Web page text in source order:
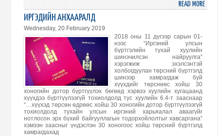
READ MORE
“MNG
“MNG
ИРГЭДИЙН АНХААРАЛД
Wednesday, 20 February 2019
2018 оны 11 дүгээр сарын 01-
нээс “Иргэний улсын
бүртгэлийн тухай хуулийн
шинэчилсэн найруулга”
хэрэгжиж эхэлсэнтэй
холбогдуулан төрсний бүртгэлд
шинээр хамрагдаж буй
хүүхдийг төрснөөс хойш 30
хоногийн дотор бүртгүүлэх бөгөөд хэрвээ хуулийн хугацаанд
хүүхдээ бүртгүүлээгүй тохиолдолд тус хуулийн 6.4-т зааснаар
“…хүүхэд төрсөн өдрөөс хойш 30 хоногийн дотор бүртгүүлээгүй
тохиолдолд тухайн улсын иргэний харьяалал аваагүйг
нотлосон эрх бүхий байгууллагын тодорхойлолтыг хавсаргана”
хэмээн заасныг үндэслэн 30 хоногоос хойш төрсний бүртгэлд
хамрагдахад